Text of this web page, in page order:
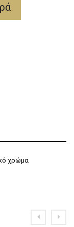
χρώμα